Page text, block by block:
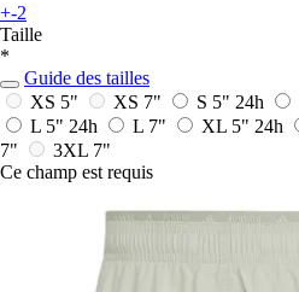
+-2
Taille
*
Guide des tailles
XS 5"
XS 7" S 5" 24h
L 5" 24h L 7" XL 5" 24h
7"
3XL 7"
Ce champ est requis